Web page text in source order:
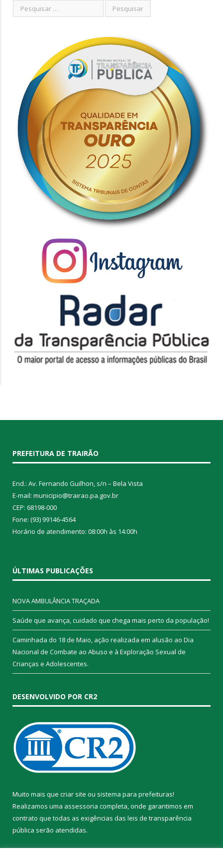
PREFEITURA DE TRAIRÃO
End.: Av. Fernando Guilhon, s/n – Bela Vista
E-mail: municipio@trairao.pa.gov.br
CEP: 68198-000
Fone: (93) 99146-4564
Horário de atendimento: 08:00h às 14:00h
ÚLTIMAS PUBLICAÇÕES
NOVA AMBULÂNCIA TRAÇADA
Saúde que avança, cuidado que chega mais perto da população!
Caminhada do 18 de Maio, ação realizada em alusão ao Dia
Nacional de Combate ao Abuso e à Exploração Sexual de
Crianças e Adolescentes.
DESENVOLVIDO POR CR2
Muito mais que criar site ou sistema para prefeituras!
Realizamos uma assessoria completa, onde garantimos em
contrato que todas as exigências das leis de transparência
pública serão atendidas.